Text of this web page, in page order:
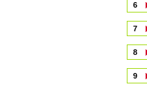
6
7
8
9